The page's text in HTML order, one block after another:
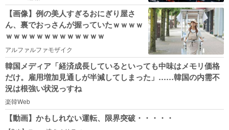
【画像】例の美人すぎるおにぎり屋さ
ん、裏でおっさんが握っていたｗｗｗｗ
ｗｗｗｗｗｗｗｗｗｗｗｗｗ
アルファルファモザイク
韓国メディア「経済成長しているといっても中味はメモリ価格
だけ。雇用増加見通しが半減してしまった」……韓国の内需不
況は根強い状況っすね
楽韓Web
【動画】かもしれない運転、限界突破・・・・・